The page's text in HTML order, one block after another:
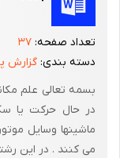
موتور جدا می شود .
16- در این حالت
،17- پیستون ها را
می چرخانند تا کپه
مهره های آنها به
تعداد صفحه: ۳۷
دسته بندی: گزارش
بسمه تعالی علم
در حال حرکت یا
ماشینها وسایل
می کنند . در این